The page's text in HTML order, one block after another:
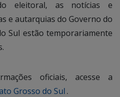
eleitoral, as notícias e
e autarquias do Governo do
Sul estão temporariamente
oficiais, acesse a
Grosso do Sul .